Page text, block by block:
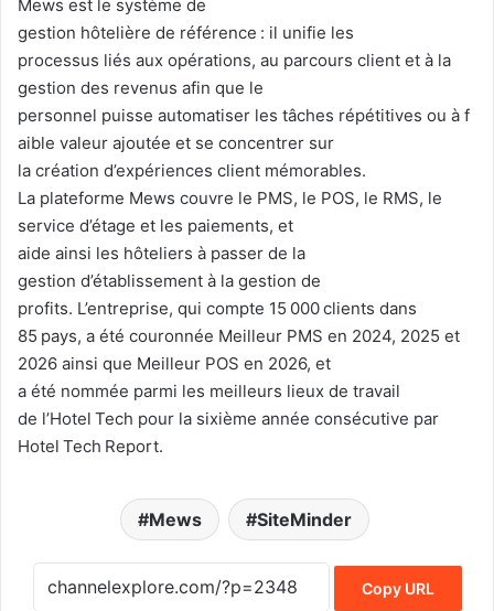
Mews est le système de
gestion hôtelière de référence : il unifie les
processus liés aux opérations, au parcours client et à la
gestion des revenus afin que le
personnel puisse automatiser les tâches répétitives ou à f
aible valeur ajoutée et se concentrer sur
la création d’expériences client mémorables.
La plateforme Mews couvre le PMS, le POS, le RMS, le
service d’étage et les paiements, et
aide ainsi les hôteliers à passer de la
gestion d’établissement à la gestion de
profits. L’entreprise, qui compte 15 000 clients dans
85 pays, a été couronnée Meilleur PMS en 2024, 2025 et
2026 ainsi que Meilleur POS en 2026, et
a été nommée parmi les meilleurs lieux de travail
de l’Hotel Tech pour la sixième année consécutive par
Hotel Tech Report.
Mews SiteMinder
Copy URL